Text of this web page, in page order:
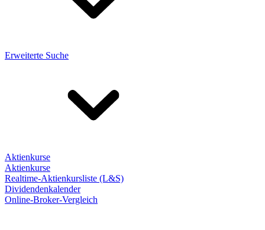
Erweiterte Suche
Aktienkurse
Aktienkurse
Realtime-Aktienkursliste (L&S)
Dividendenkalender
Online-Broker-Vergleich